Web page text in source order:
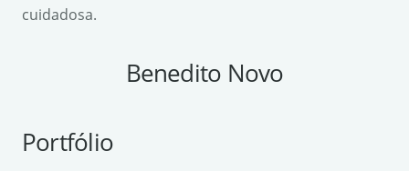
cuidadosa.
Benedito Novo
Portfólio